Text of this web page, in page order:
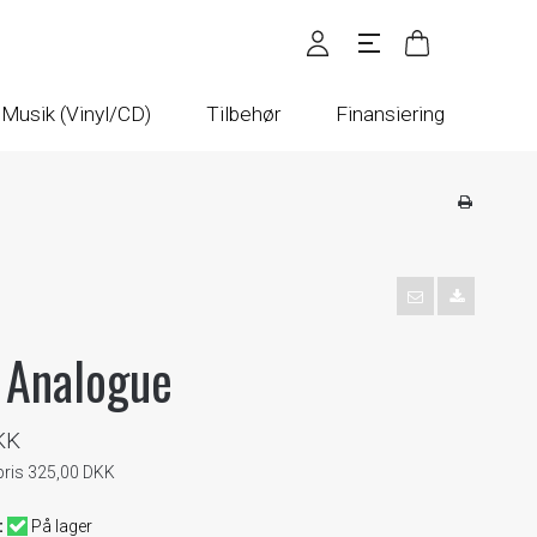
Musik (Vinyl/CD) Tilbehør Finansiering
325,00 DKK
På lager